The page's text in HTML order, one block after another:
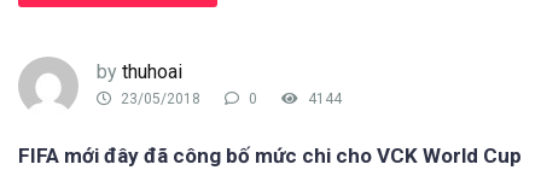
by thuhoai
23/05/2018 0 4144
FIFA mới đây đã công bố mức chi cho VCK World Cup